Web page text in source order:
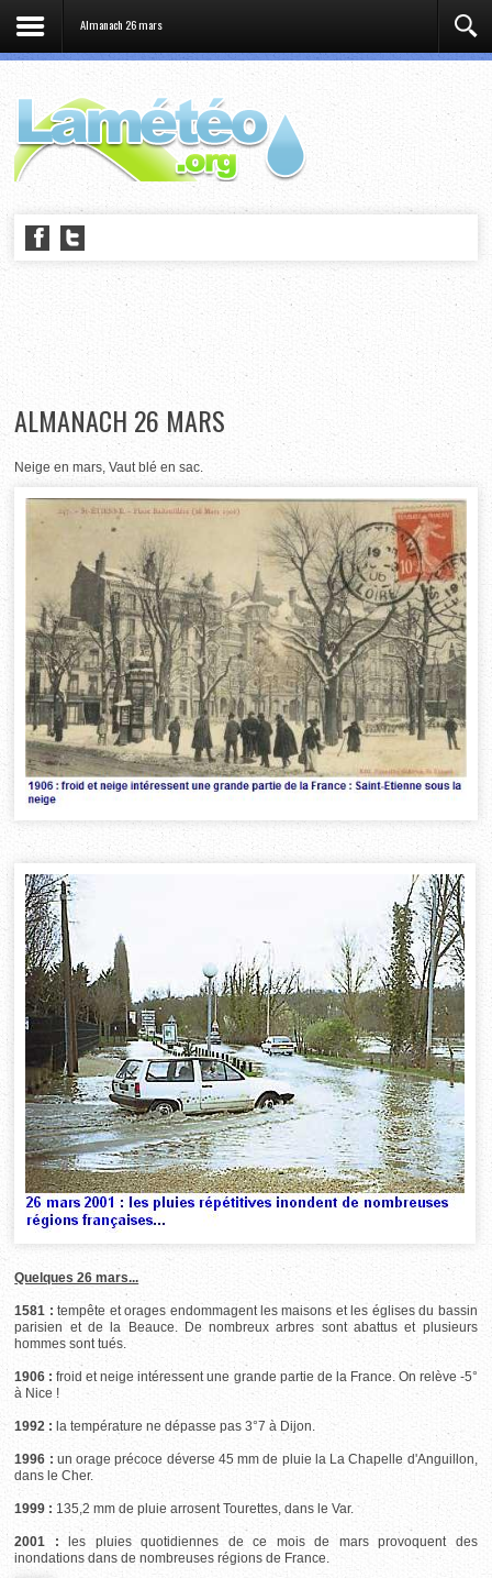
Almanach 26 mars
ALMANACH 26 MARS
Neige en mars, Vaut blé en sac.
Quelques 26 mars...
1581 : tempête et orages endommagent les maisons et les églises du bassin
parisien et de la Beauce. De nombreux arbres sont abattus et plusieurs
hommes sont tués.
1906 : froid et neige intéressent une grande partie de la France. On relève -5°
à Nice !
1992 : la température ne dépasse pas 3°7 à Dijon.
1996 : un orage précoce déverse 45 mm de pluie la La Chapelle d'Anguillon,
dans le Cher.
1999 : 135,2 mm de pluie arrosent Tourettes, dans le Var.
2001 : les pluies quotidiennes de ce mois de mars provoquent des
inondations dans de nombreuses régions de France.